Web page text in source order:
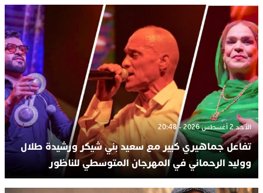
الأحد 2 أغسطس 2026 - 20:48
تفاعل جماهيري كبير مع سعيد بني شيكر ورشيدة طلال
ووليد الرحماني في المهرجان المتوسطي للناظور